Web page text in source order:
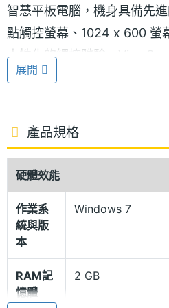
智慧平板電腦，機身具備先
點觸控螢幕、1024 x 600 螢
人性化的觸控體驗。
也是全球第一台搭載最新
RAM 記憶體，加入防震、效
者更多元的便利性。其不僅
能，ViewSonic ViewPad
印、遠端桌面、進階網路備
用、檔案系統加密與
展開
產品規格
硬體效能
作業系
統與版
本
Windows 7
RAM記
憶體
2 GB